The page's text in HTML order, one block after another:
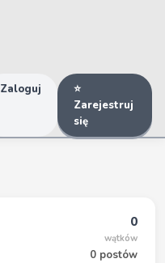
Zaloguj
⭐
Zarejestruj
się
0
wątków
0 postów